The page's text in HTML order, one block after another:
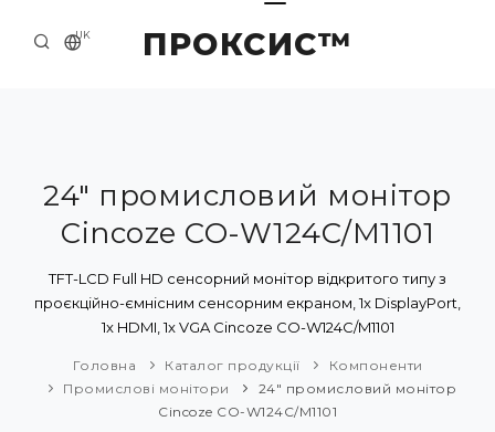
ПРОКСИС™
UK
ПРО НАС
ПРИКЛАДИ ТА РІШЕННЯ
КАТАЛОГ ПРОДУКЦІЇ
НОВИНИ
24" промисловий монітор
Cincoze CO-W124C/M1101
TFT-LCD Full HD сенсорний монітор відкритого типу з
проєкційно-ємнісним сенсорним екраном, 1x DisplayPort,
1x HDMI, 1x VGA Cincoze CO-W124C/M1101
Головна Каталог продукції
Компоненти
Промислові монітори
24" промисловий монітор
Cincoze CO-W124C/M1101